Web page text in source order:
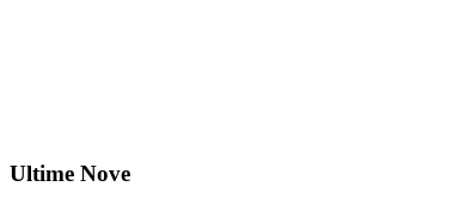
Ultime Nove